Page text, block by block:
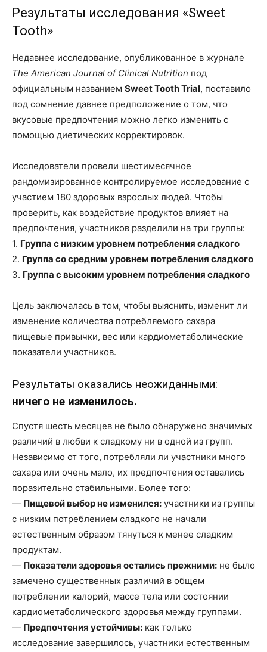
Результаты исследования «Sweet
Tooth»
Недавнее исследование, опубликованное в журнале
The American Journal of Clinical Nutrition под
официальным названием Sweet Tooth Trial, поставило
под сомнение давнее предположение о том, что
вкусовые предпочтения можно легко изменить с
помощью диетических корректировок.
Исследователи провели шестимесячное
рандомизированное контролируемое исследование с
участием 180 здоровых взрослых людей. Чтобы
проверить, как воздействие продуктов влияет на
предпочтения, участников разделили на три группы:
1. Группа с низким уровнем потребления сладкого
2. Группа со средним уровнем потребления сладкого
3. Группа с высоким уровнем потребления сладкого
Цель заключалась в том, чтобы выяснить, изменит ли
изменение количества потребляемого сахара
пищевые привычки, вес или кардиометаболические
показатели участников.
Результаты оказались неожиданными:
ничего не изменилось.
Спустя шесть месяцев не было обнаружено значимых
различий в любви к сладкому ни в одной из групп.
Независимо от того, потребляли ли участники много
сахара или очень мало, их предпочтения оставались
поразительно стабильными. Более того:
— Пищевой выбор не изменился: участники из группы
с низким потреблением сладкого не начали
естественным образом тянуться к менее сладким
продуктам.
— Показатели здоровья остались прежними: не было
замечено существенных различий в общем
потреблении калорий, массе тела или состоянии
кардиометаболического здоровья между группами.
— Предпочтения устойчивы: как только
исследование завершилось, участники естественным